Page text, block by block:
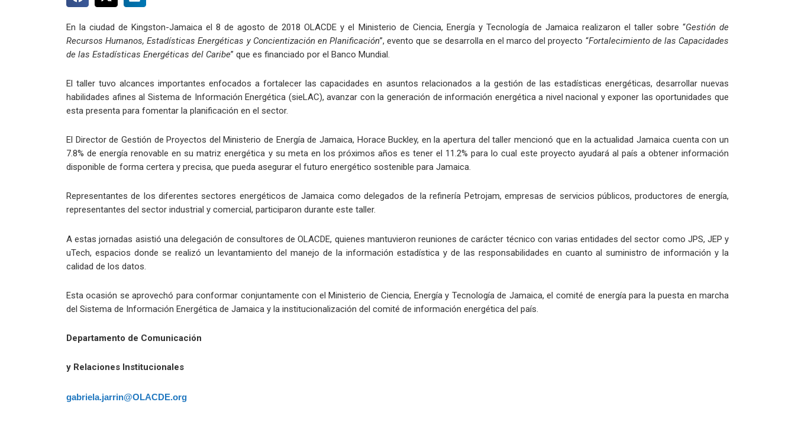
En la ciudad de Kingston-Jamaica el 8 de agosto de 2018 OLACDE y el Ministerio de Ciencia, Energía y Tecnología de Jamaica realizaron el taller sobre “Gestión de
Recursos Humanos, Estadísticas Energéticas y Concientización en Planificación”, evento que se desarrolla en el marco del proyecto “Fortalecimiento de las Capacidades
de las Estadísticas Energéticas del Caribe” que es financiado por el Banco Mundial.
El taller tuvo alcances importantes enfocados a fortalecer las capacidades en asuntos relacionados a la gestión de las estadísticas energéticas, desarrollar nuevas
habilidades afines al Sistema de Información Energética (sieLAC), avanzar con la generación de información energética a nivel nacional y exponer las oportunidades que
esta presenta para fomentar la planificación en el sector.
El Director de Gestión de Proyectos del Ministerio de Energía de Jamaica, Horace Buckley, en la apertura del taller mencionó que en la actualidad Jamaica cuenta con un
7.8% de energía renovable en su matriz energética y su meta en los próximos años es tener el 11.2% para lo cual este proyecto ayudará al país a obtener información
disponible de forma certera y precisa, que pueda asegurar el futuro energético sostenible para Jamaica.
Representantes de los diferentes sectores energéticos de Jamaica como delegados de la refinería Petrojam, empresas de servicios públicos, productores de energía,
representantes del sector industrial y comercial, participaron durante este taller.
A estas jornadas asistió una delegación de consultores de OLACDE, quienes mantuvieron reuniones de carácter técnico con varias entidades del sector como JPS, JEP y
uTech, espacios donde se realizó un levantamiento del manejo de la información estadística y de las responsabilidades en cuanto al suministro de información y la
calidad de los datos.
Esta ocasión se aprovechó para conformar conjuntamente con el Ministerio de Ciencia, Energía y Tecnología de Jamaica, el comité de energía para la puesta en marcha
del Sistema de Información Energética de Jamaica y la institucionalización del comité de información energética del país.
Departamento de Comunicación
y Relaciones Institucionales
gabriela.jarrin@OLACDE.org